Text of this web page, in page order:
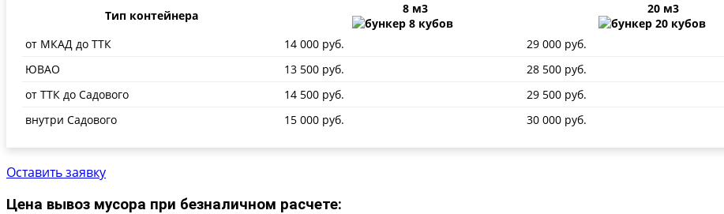
Тип контейнера 8 м3 20 м3
от МКАД до ТТК 14 000 руб. 29 000 руб.
ЮВАО
13 500 руб. 28 500 руб.
от ТТК до Садового
14 500 руб. 29 500 руб.
внутри Садового
15 000 руб. 30 000 руб.
Оставить заявку
Цена вывоз мусора при безналичном расчете: